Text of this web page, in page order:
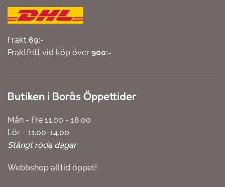
Frakt 69:-
Fraktfritt vid köp över 900:-
Butiken i Borås Öppettider
Mån - Fre 11.00 - 18.00
Lör - 11.00-14.00
Stängt röda dagar
Webbshop alltid öppet!